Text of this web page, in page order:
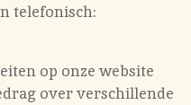
telefonisch:
op onze website
over verschillende